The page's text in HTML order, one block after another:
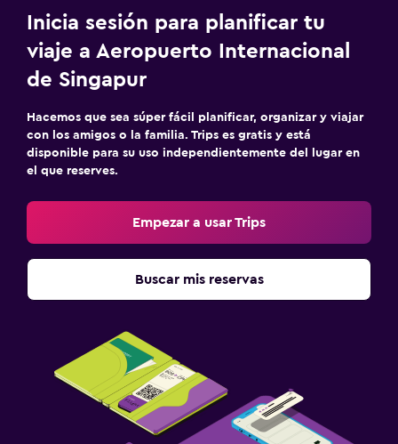
Inicia sesión para planificar tu
viaje a Aeropuerto Internacional
de Singapur
Hacemos que sea súper fácil planificar, organizar y viajar
con los amigos o la familia. Trips es gratis y está
disponible para su uso independientemente del lugar en
el que reserves.
Empezar a usar Trips
Buscar mis reservas